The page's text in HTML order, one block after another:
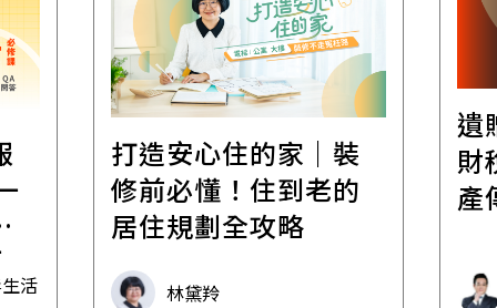
活
打造安心住的家｜裝
修前必懂！住到老的
居住規劃全攻略
林黛羚
遺
財
產